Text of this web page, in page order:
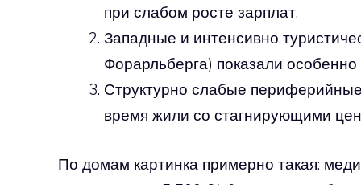
при слабом росте зарплат.
Западные и интенсивно
Форарльберга) показали
Структурно слабые
время жили со стагнирующими
По домам картинка примерно такая: